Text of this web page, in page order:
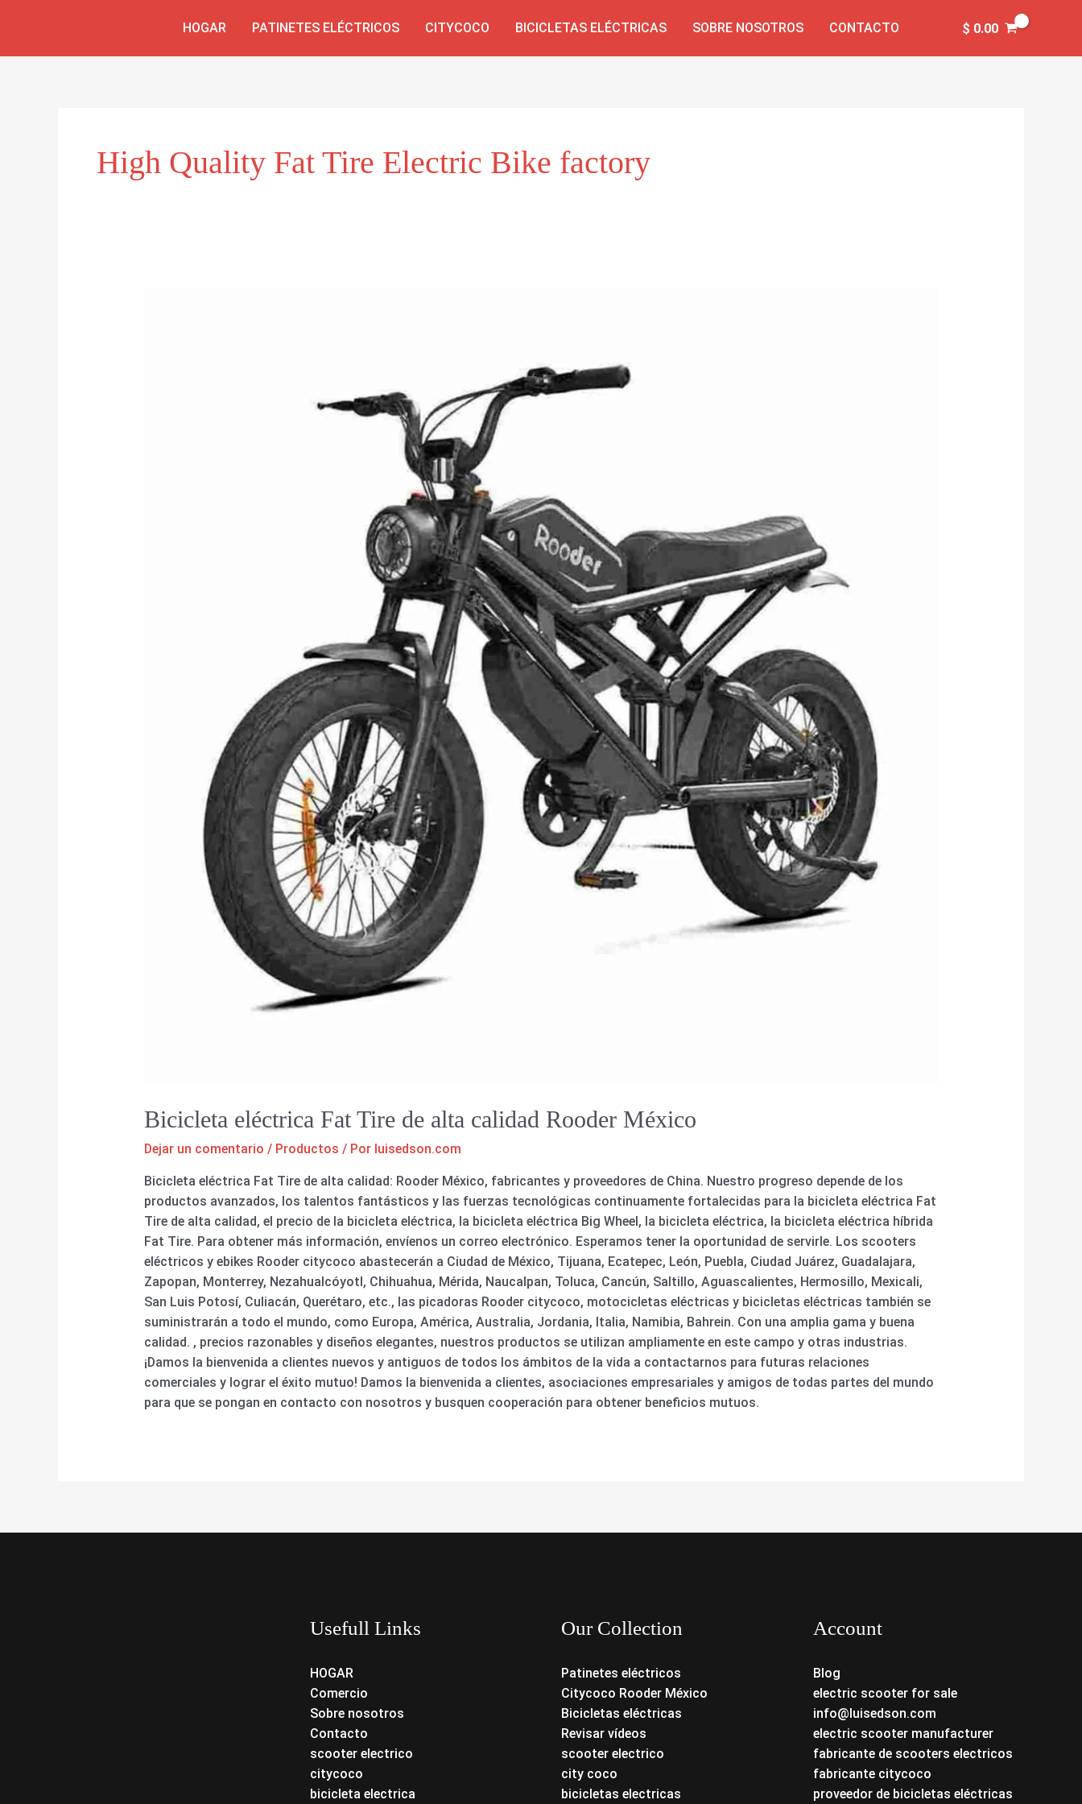
HOGAR PATINETES ELÉCTRICOS CITYCOCO BICICLETAS ELÉCTRICAS SOBRE NOSOTROS CONTACTO $ 0.00
High Quality Fat Tire Electric Bike factory
Bicicleta eléctrica Fat Tire de alta calidad Rooder México
Dejar un comentario / Productos / Por luisedson.com
Bicicleta eléctrica Fat Tire de alta calidad: Rooder México, fabricantes y proveedores de China. Nuestro progreso depende de los
productos avanzados, los talentos fantásticos y las fuerzas tecnológicas continuamente fortalecidas para la bicicleta eléctrica Fat
Tire de alta calidad, el precio de la bicicleta eléctrica, la bicicleta eléctrica Big Wheel, la bicicleta eléctrica, la bicicleta eléctrica híbrida
Fat Tire. Para obtener más información, envíenos un correo electrónico. Esperamos tener la oportunidad de servirle. Los scooters
eléctricos y ebikes Rooder citycoco abastecerán a Ciudad de México, Tijuana, Ecatepec, León, Puebla, Ciudad Juárez, Guadalajara,
Zapopan, Monterrey, Nezahualcóyotl, Chihuahua, Mérida, Naucalpan, Toluca, Cancún, Saltillo, Aguascalientes, Hermosillo, Mexicali,
San Luis Potosí, Culiacán, Querétaro, etc., las picadoras Rooder citycoco, motocicletas eléctricas y bicicletas eléctricas también se
suministrarán a todo el mundo, como Europa, América, Australia, Jordania, Italia, Namibia, Bahrein. Con una amplia gama y buena
calidad. , precios razonables y diseños elegantes, nuestros productos se utilizan ampliamente en este campo y otras industrias.
¡Damos la bienvenida a clientes nuevos y antiguos de todos los ámbitos de la vida a contactarnos para futuras relaciones
comerciales y lograr el éxito mutuo! Damos la bienvenida a clientes, asociaciones empresariales y amigos de todas partes del mundo
para que se pongan en contacto con nosotros y busquen cooperación para obtener beneficios mutuos.
Usefull Links
HOGAR
Comercio
Sobre nosotros
Contacto
scooter electrico
citycoco
bicicleta electrica
Our Collection
Patinetes eléctricos
Citycoco Rooder México
Bicicletas eléctricas
Revisar vídeos
scooter electrico
city coco
bicicletas electricas
Account
Blog
electric scooter for sale
info@luisedson.com
electric scooter manufacturer
fabricante de scooters electricos
fabricante citycoco
proveedor de bicicletas eléctricas